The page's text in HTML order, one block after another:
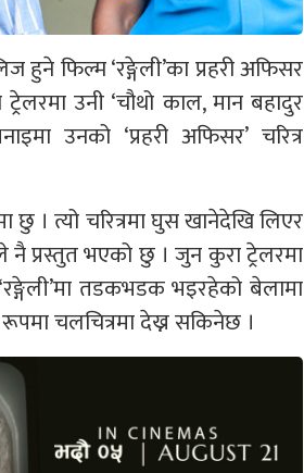
हुने फिल्म ‘रङ्गेली’का प्रहरी अफिसर
उनी ‘चौथो काल, मान बहादुर
उनको ‘प्रहरी अफिसर’ चरित्र
छु । त्यो चरित्रमा घुस खानेदेखि लिएर
प्रस्तुत भएको छु । जुन कुरा ट्रेलरमा
तडकभडक भइरहेको बेलामा
चलचित्रमा देख्न सकिनेछ ।